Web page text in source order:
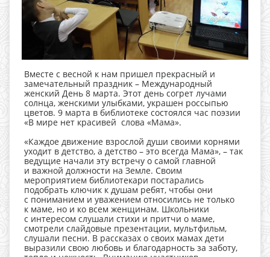
Вместе с весной к нам пришел прекрасный и
замечательный праздник – Международный
женский День 8 марта. Этот день согрет лучами
солнца, женскими улыбками, украшен россыпью
цветов. 9 марта в библиотеке состоялся час поэзии
«В мире нет красивей слова «Мама».
«Каждое движение взрослой души своими корнями
уходит в детство, а детство – это всегда Мама», – так
ведущие начали эту встречу о самой главной
и важной должности на Земле. Своим
мероприятием библиотекари постарались
подобрать ключик к душам ребят, чтобы они
с пониманием и уважением относились не только
к маме, но и ко всем женщинам. Школьники
с интересом слушали стихи и притчи о маме,
смотрели слайдовые презентации, мультфильм,
слушали песни. В рассказах о своих мамах дети
выразили свою любовь и благодарность за заботу,